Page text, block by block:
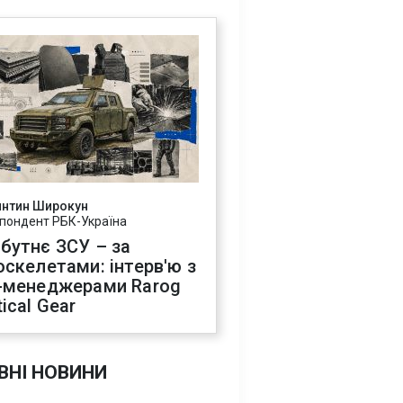
Широкун
РБК-Україна
ЗСУ – за
інтерв'ю з
Rarog
Gear
НОВИНИ